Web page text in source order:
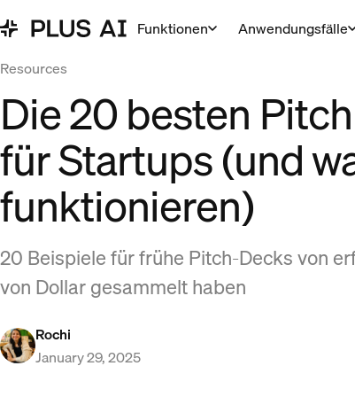
Funktionen Anwendungsfälle
Resources
Die 20 besten
für Startups (und
funktionieren)
20 Beispiele für frühe Pitch-Decks von
von Dollar gesammelt haben
Rochi
January 29, 2025